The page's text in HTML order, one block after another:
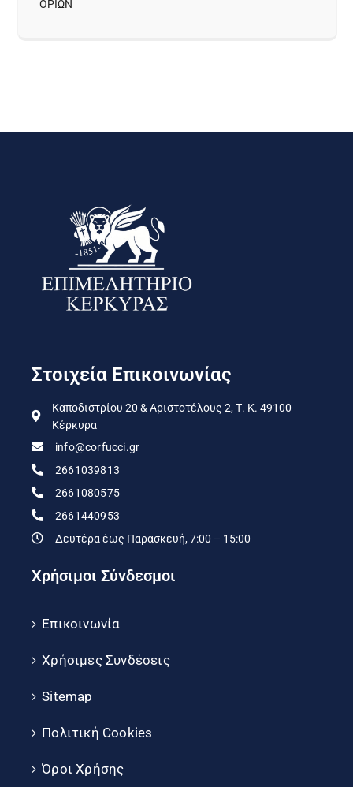
ΟΡΙΩΝ
Στοιχεία Επικοινωνίας
Καποδιστρίου 20 & Αριστοτέλους 2, Τ. Κ. 49100
Κέρκυρα
info@corfucci.gr
2661039813
2661080575
2661440953
Δευτέρα έως Παρασκευή, 7:00 – 15:00
Χρήσιμοι Σύνδεσμοι
Επικοινωνία
Χρήσιμες Συνδέσεις
Sitemap
Πολιτική Cookies
Όροι Χρήσης